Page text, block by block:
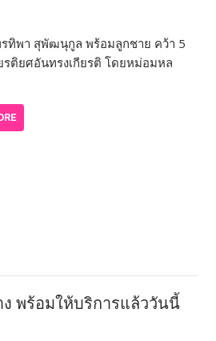
รทิพา สุพัฒนุกูล พร้อมลูกชาย คว้า 5
รติยศอันทรงเกียรติ โดยหม่อมหล
ง พร้อมให้บริการแล้ววันนี้